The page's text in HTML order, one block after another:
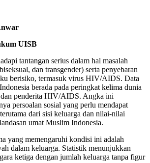
UISB
tantangan serius dalam hal masalah
dan transgender) serta penyebaran
berisiko, termasuk virus HIV/AIDS. Data
berada pada peringkat kelima dunia
penderita HIV/AIDS. Angka ini
persoalan sosial yang perlu mendapat
dari sisi keluarga dan nilai-nilai
umat Muslim Indonesia.
yang memengaruhi kondisi ini adalah
dalam keluarga. Statistik menunjukkan
ketiga dengan jumlah keluarga tanpa figur